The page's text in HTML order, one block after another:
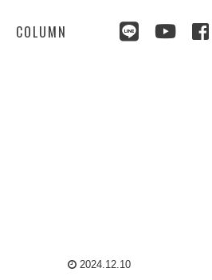
COLUMN   
2024.12.10